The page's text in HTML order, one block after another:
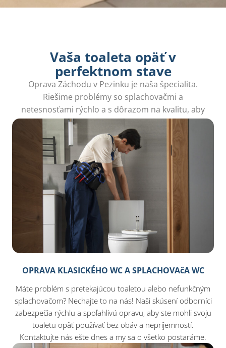
Vaša toaleta opäť v
perfektnom stave
Oprava Záchodu v Pezinku je naša špecialita.
Riešime problémy so splachovačmi a
netesnosťami rýchlo a s dôrazom na kvalitu, aby
ste mali opäť pokoj.
OPRAVA KLASICKÉHO WC A SPLACHOVAčA WC
Máte problém s pretekajúcou toaletou alebo nefunkčným
splachovačom? Nechajte to na nás! Naši skúsení odborníci
zabezpečia rýchlu a spoľahlivú opravu, aby ste mohli svoju
toaletu opäť používať bez obáv a nepríjemností.
Kontaktujte nás ešte dnes a my sa o všetko postaráme.